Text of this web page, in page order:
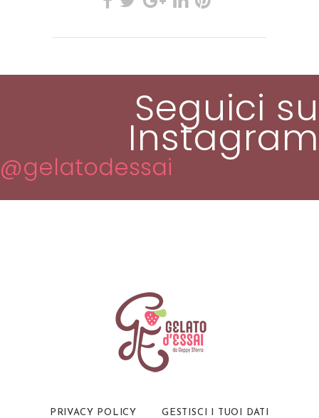
Seguici su
Instagram
@gelatodessai
PRIVACY POLICY GESTISCI I TUOI DATI